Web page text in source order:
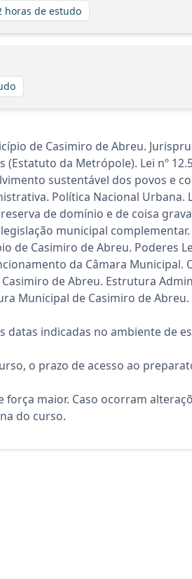
horas de estudo
de Casimiro de Abreu.
(Estatuto da Metrópole). Lei nº
sustentável dos povos e
Política Nacional Urbana.
de domínio e de coisa
municipal
de Casimiro de Abreu. Poderes
da Câmara Municipal.
de Abreu. Estrutura
Municipal de Casimiro de
indicadas no ambiente de
o prazo de acesso ao
maior. Caso ocorram
do curso.